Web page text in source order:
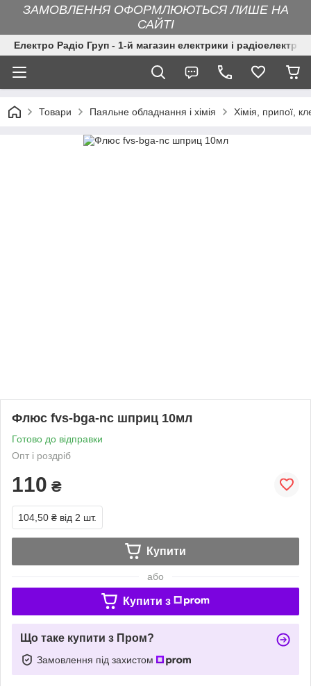
ЗАМОВЛЕННЯ ОФОРМЛЮЮТЬСЯ ЛИШЕ НА
САЙТІ
Електро Радіо Груп - 1-й магазин електрики і
Товари Паяльне обладнання і хімія Хімія, припої,
Флюс fvs-bga-nc шприц 10мл
Готово до відправки
Опт і роздріб
110 ₴
104,50 ₴ від 2 шт.
Купити
або
Купити з
Що таке купити з Пром?
Замовлення під захистом